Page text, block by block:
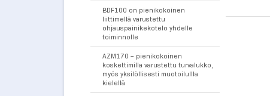
BDF100 on pienikokoinen
liittimellä varustettu
ohjauspainikekotelo yhdelle
toiminnolle
AZM170 – pienikokoinen
koskettimilla varustettu turvalukko,
myös yksilöllisesti muotoilullla
kielellä